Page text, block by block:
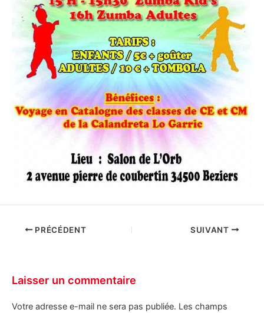
PRÉCÉDENT SUIVANT
Laisser un commentaire
Votre adresse e-mail ne sera pas publiée. Les champs